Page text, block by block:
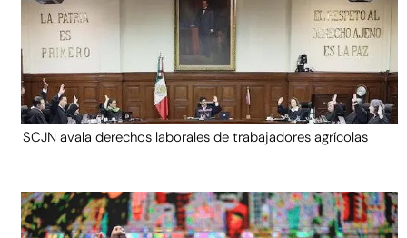
SCJN avala derechos laborales de trabajadores agrícolas